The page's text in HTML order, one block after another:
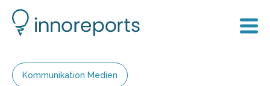
Kommunikation Medien